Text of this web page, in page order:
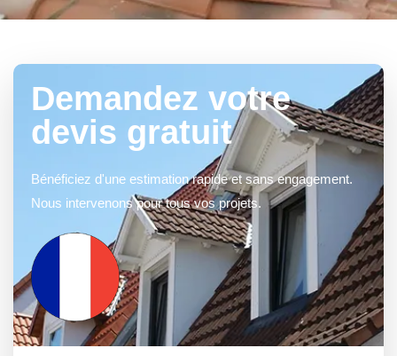
Demandez votre
devis gratuit
Bénéficiez d'une estimation rapide et sans engagement.
Nous intervenons pour tous vos projets.